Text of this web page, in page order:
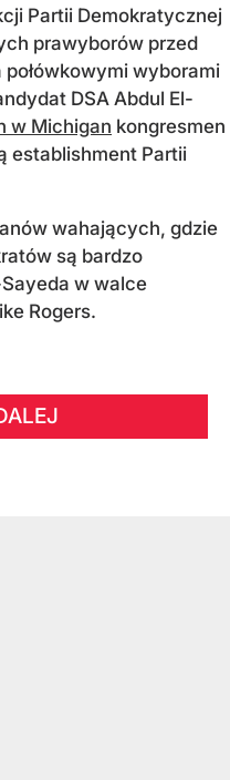
Partii Demokratycznej
prawyborów przed
wyborami
DSA Abdul El-
w Michigan kongresmen
establishment Partii
wahających, gdzie
są bardzo
w walce
Rogers.